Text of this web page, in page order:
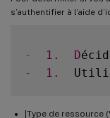
s’authentifier à l’aide
- 1. D
-
1.
|Type de ressource